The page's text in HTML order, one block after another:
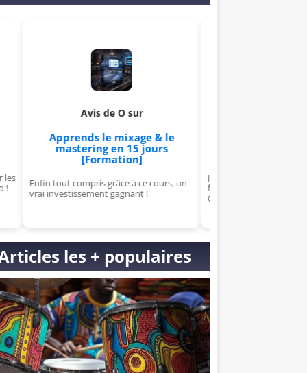
Avis de O sur
Apprends le mixage & le
mastering en 15 jours
[Formation]
tout compris grâce à ce cours, un
gagnant !
Apprends à créer et à
J'avais peur du sound design, mais ta
formation VST m'a rendu confiant.
les + populaires